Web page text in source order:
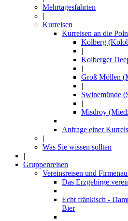
Mehrtagesfahrten
|
Kurreisen
Kurreisen an die
Kolberg
|
Kolberger
|
Groß Möllen
|
Swinemünde
|
Misdroy
|
Anfrage einer
|
Was Sie wissen sollten
|
Gruppenreisen
Vereinsreisen und
Das Erzgebirge
|
Echt fränkisch -
Bier
|